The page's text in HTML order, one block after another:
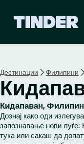
r
H
Дестинации Филипини
Кидапаван,
Дознај како оди
запознавање нови
тука или сакаш да